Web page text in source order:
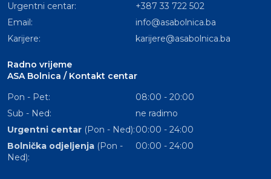
Urgentni centar:
+387 33 722 502
Email:
info@asabolnica.ba
Karijere:
karijere@asabolnica.ba
Radno vrijeme
ASA Bolnica / Kontakt centar
Pon - Pet:
08:00 - 20:00
Sub - Ned:
ne radimo
Urgentni centar (Pon - Ned):00:00 - 24:00
Bolnička odjeljenja (Pon -
Ned):
00:00 - 24:00